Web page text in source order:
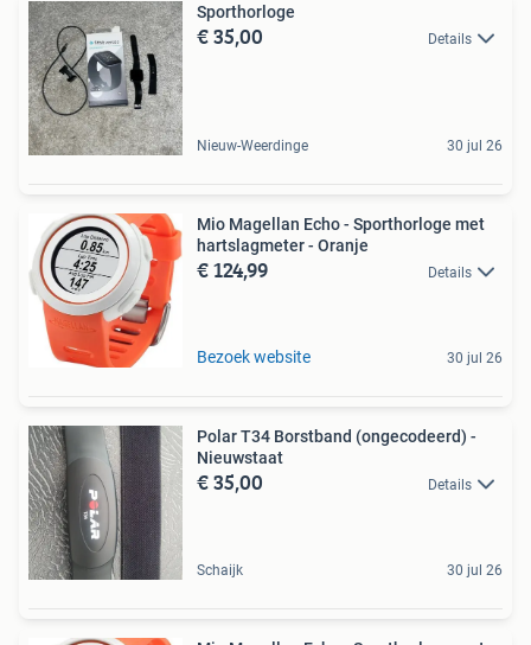
Sporthorloge
€ 35,00 Details
Nieuw-Weerdinge 30 jul 26
Mio Magellan Echo - Sporthorloge met
hartslagmeter - Oranje
€ 124,99 Details
Bezoek website 30 jul 26
Polar T34 Borstband (ongecodeerd) -
Nieuwstaat
€ 35,00 Details
Schaijk 30 jul 26